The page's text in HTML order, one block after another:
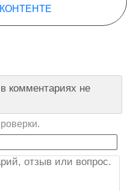
комментариях не